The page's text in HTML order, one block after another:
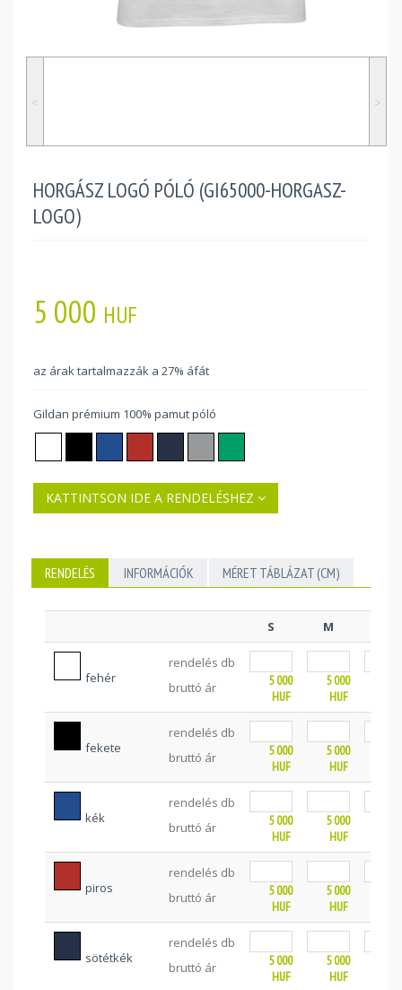
˂ ˃
HORGÁSZ LOGÓ PÓLÓ (GI65000-HORGASZ-
LOGO)
5 000 HUF
az árak tartalmazzák a 27% áfát
Gildan prémium 100% pamut póló
KATTINTSON IDE A RENDELÉSHEZ
RENDELÉS INFORMÁCIÓK MÉRET TÁBLÁZAT (CM)
S M
fehér
rendelés db
bruttó ár
5 000
HUF
5 000
HUF
fekete
rendelés db
bruttó ár
5 000
HUF
5 000
HUF
kék
rendelés db
bruttó ár
5 000
HUF
5 000
HUF
piros
rendelés db
bruttó ár
5 000
HUF
5 000
HUF
sötétkék
rendelés db
bruttó ár
5 000
HUF
5 000
HUF